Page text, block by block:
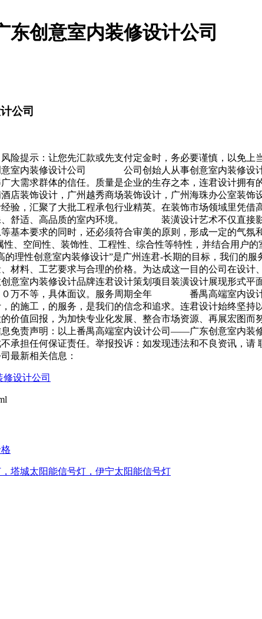
创意室内装修设计公司
公司
提示：让您先汇款或先支付定金时，务必要谨慎，以免
室内装修设计公司 公司创始人从事创意室内装修设计
大需求群体的信任。质量是企业的生存之本，连君设计拥
设计，广州越秀商场装饰设计，广州海珠办公室装饰
验，汇聚了大批工程承包行业精英。在装饰市场领域里凭
、舒适、高品质的室内环境。 装潢设计艺术不仅直接影
等基本要求的同时，还必须符合审美的原则，形成一定
、空间性、装饰性、工程性、综合性等特性，并结合用户
创意室内装修设计”是广州连君-长期的目标，我们的服务
材料、工艺要求与合理的价格。为达成这一目的公司在设
意室内装修设计品牌连君设计策划项目装潢设计展现形式
０万不等，具体面议。服务周期全年 番禺高端室内设计
工，的服务，是我们的信念和追求。连君设计始终坚持
的价值回报，为加快专业化发展、整合市场资源、再展
免责声明：以上番禺高端室内设计公司——广东创意室内装
承担任何保证责任。举报投诉：如发现违法和不良资讯，请
最新相关信息：
设计公司
塔城太阳能信号灯，伊宁太阳能信号灯